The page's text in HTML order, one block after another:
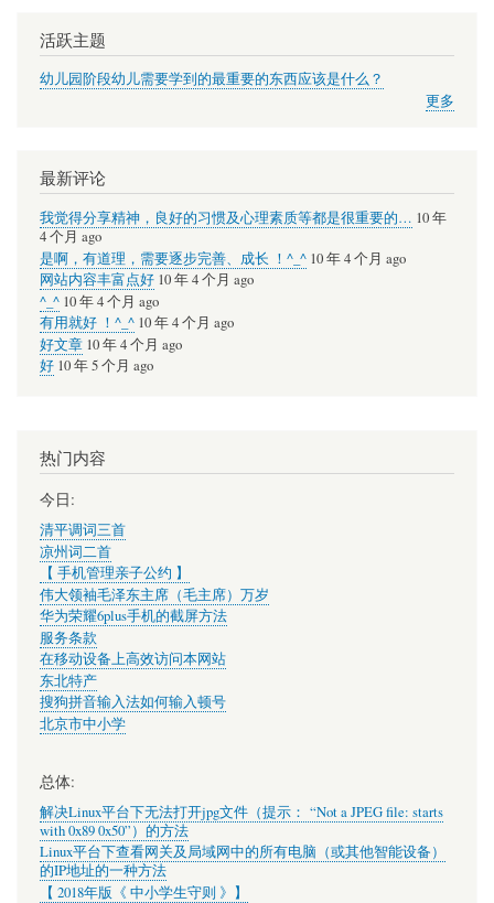
活跃主题
幼儿园阶段幼儿需要学到的最重要的东西应该是什么？
更多
最新评论
我觉得分享精神，良好的习惯及心理素质等都是很重要的… 10 年
4 个月 ago
是啊，有道理，需要逐步完善、成长 ！^_^ 10 年 4 个月 ago
网站内容丰富点好 10 年 4 个月 ago
^_^ 10 年 4 个月 ago
有用就好 ！^_^ 10 年 4 个月 ago
好文章 10 年 4 个月 ago
好 10 年 5 个月 ago
热门内容
今日:
清平调词三首
凉州词二首
【 手机管理亲子公约 】
伟大领袖毛泽东主席（毛主席）万岁
华为荣耀6plus手机的截屏方法
服务条款
在移动设备上高效访问本网站
东北特产
搜狗拼音输入法如何输入顿号
北京市中小学
总体:
解决Linux平台下无法打开jpg文件（提示： “Not a JPEG file: starts
with 0x89 0x50”）的方法
Linux平台下查看网关及局域网中的所有电脑（或其他智能设备）
的IP地址的一种方法
【 2018年版《 中小学生守则 》】